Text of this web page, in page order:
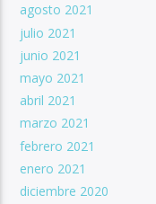
agosto 2021
julio 2021
junio 2021
mayo 2021
abril 2021
marzo 2021
febrero 2021
enero 2021
diciembre 2020